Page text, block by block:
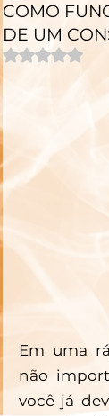
COMO
DE UM
Avaliado
Em uma
não
você já